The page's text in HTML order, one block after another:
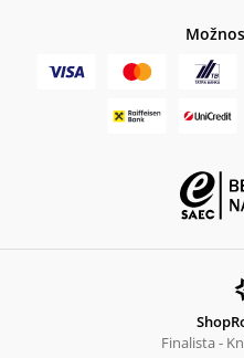
Finalista -